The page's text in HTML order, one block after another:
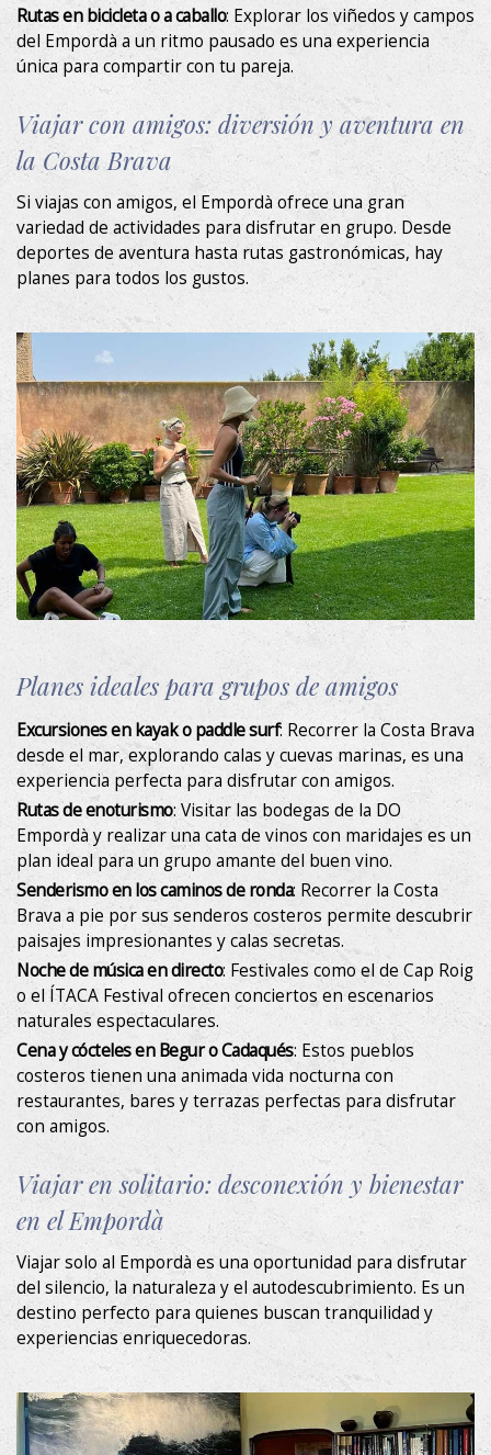
La Masía
Habitaciones
Apartamento
Fotos
Experiencias
Regala
Ubicación
Contacto
Descubre el Empordà
Rutas en bicicleta o a caballo: Explorar los viñedos y campos
del Empordà a un ritmo pausado es una experiencia
única para compartir con tu pareja.
Viajar con amigos: diversión y aventura en
la Costa Brava
Si viajas con amigos, el Empordà ofrece una gran
variedad de actividades para disfrutar en grupo. Desde
deportes de aventura hasta rutas gastronómicas, hay
planes para todos los gustos.
Planes ideales para grupos de amigos
Excursiones en kayak o paddle surf: Recorrer la Costa Brava
desde el mar, explorando calas y cuevas marinas, es una
experiencia perfecta para disfrutar con amigos.
Rutas de enoturismo: Visitar las bodegas de la DO
Empordà y realizar una cata de vinos con maridajes es un
plan ideal para un grupo amante del buen vino.
Senderismo en los caminos de ronda: Recorrer la Costa
Brava a pie por sus senderos costeros permite descubrir
paisajes impresionantes y calas secretas.
Noche de música en directo: Festivales como el de Cap Roig
o el ÍTACA Festival ofrecen conciertos en escenarios
naturales espectaculares.
Cena y cócteles en Begur o Cadaqués: Estos pueblos
costeros tienen una animada vida nocturna con
restaurantes, bares y terrazas perfectas para disfrutar
con amigos.
Viajar en solitario: desconexión y bienestar
en el Empordà
Viajar solo al Empordà es una oportunidad para disfrutar
del silencio, la naturaleza y el autodescubrimiento. Es un
destino perfecto para quienes buscan tranquilidad y
experiencias enriquecedoras.
Marketing y publicidad
Estas cookies son utilizadas para almacenar información
sobre las preferencias y elecciones personales del usuario
a través de la observación continuada de sus hábitos de
navegación. Gracias a ellas, podemos conocer los hábitos
de navegación en el sitio web y mostrar publicidad
relacionada con el perfil de navegación del usuario.